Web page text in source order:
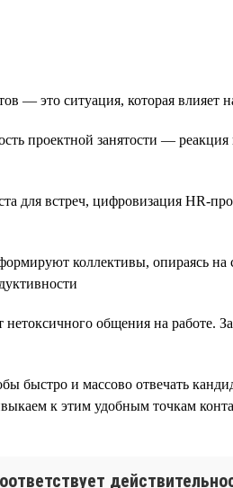
— это ситуация, которая влияет
проектной занятости — реакция
для встреч, цифровизация HR-
коллективы, опираясь
нетоксичного общения на работе.
быстро и массово отвечать
к этим удобным точкам